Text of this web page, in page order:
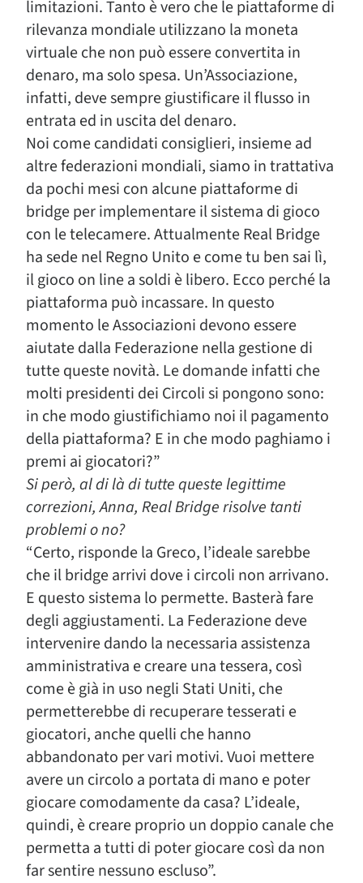
limitazioni. Tanto è vero che le piattaforme di
rilevanza mondiale utilizzano la moneta
virtuale che non può essere convertita in
denaro, ma solo spesa. Un’Associazione,
infatti, deve sempre giustificare il flusso in
entrata ed in uscita del denaro.
Noi come candidati consiglieri, insieme ad
altre federazioni mondiali, siamo in trattativa
da pochi mesi con alcune piattaforme di
bridge per implementare il sistema di gioco
con le telecamere. Attualmente Real Bridge
ha sede nel Regno Unito e come tu ben sai lì,
il gioco on line a soldi è libero. Ecco perché la
piattaforma può incassare. In questo
momento le Associazioni devono essere
aiutate dalla Federazione nella gestione di
tutte queste novità. Le domande infatti che
molti presidenti dei Circoli si pongono sono:
in che modo giustifichiamo noi il pagamento
della piattaforma? E in che modo paghiamo i
premi ai giocatori?”
Si però, al di là di tutte queste legittime
correzioni, Anna, Real Bridge risolve tanti
problemi o no?
“Certo, risponde la Greco, l’ideale sarebbe
che il bridge arrivi dove i circoli non arrivano.
E questo sistema lo permette. Basterà fare
degli aggiustamenti. La Federazione deve
intervenire dando la necessaria assistenza
amministrativa e creare una tessera, così
come è già in uso negli Stati Uniti, che
permetterebbe di recuperare tesserati e
giocatori, anche quelli che hanno
abbandonato per vari motivi. Vuoi mettere
avere un circolo a portata di mano e poter
giocare comodamente da casa? L’ideale,
quindi, è creare proprio un doppio canale che
permetta a tutti di poter giocare così da non
far sentire nessuno escluso”.